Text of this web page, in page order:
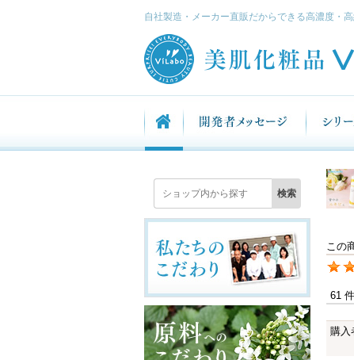
自社製造・メーカー直販だからできる高濃度・
この
61
購入